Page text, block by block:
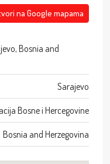
na Google mapama
Bosnia and
Sarajevo
Bosne i Hercegovine
Bosnia and Herzegovina